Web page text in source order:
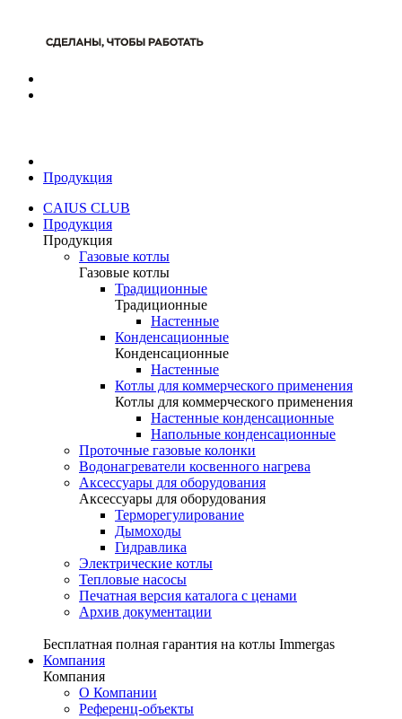
Продукция
CAIUS CLUB
Продукция
Продукция
Газовые котлы
Газовые котлы
Традиционные
Традиционные
Настенные
Конденсационные
Конденсационные
Настенные
Котлы для коммерческого применения
Котлы для коммерческого применения
Настенные конденсационные
Напольные конденсационные
Проточные газовые колонки
Водонагреватели косвенного нагрева
Аксессуары для оборудования
Аксессуары для оборудования
Терморегулирование
Дымоходы
Гидравлика
Электрические котлы
Тепловые насосы
Печатная версия каталога с ценами
Архив документации
Бесплатная полная гарантия на котлы Immergas
Компания
Компания
О Компании
Референц-объекты